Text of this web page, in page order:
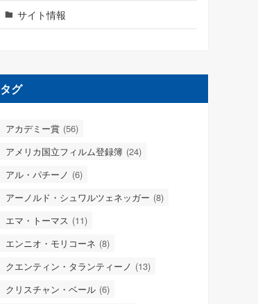
サイト情報
タグ
アカデミー賞 (56)
アメリカ国立フィルム登録簿 (24)
アル・パチーノ (6)
アーノルド・シュワルツェネッガー (8)
エマ・トーマス (11)
エンニオ・モリコーネ (8)
クエンティン・タランティーノ (13)
クリスチャン・ベール (6)